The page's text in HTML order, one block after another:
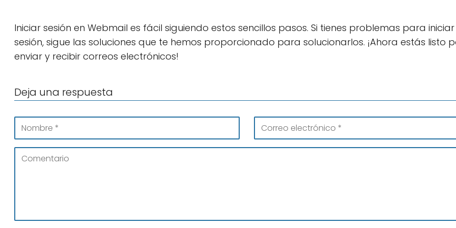
Iniciar sesión en Webmail es fácil siguiendo estos sencillos pasos. Si tienes problemas para iniciar
sesión, sigue las soluciones que te hemos proporcionado para solucionarlos. ¡Ahora estás listo
enviar y recibir correos electrónicos!
Deja una respuesta